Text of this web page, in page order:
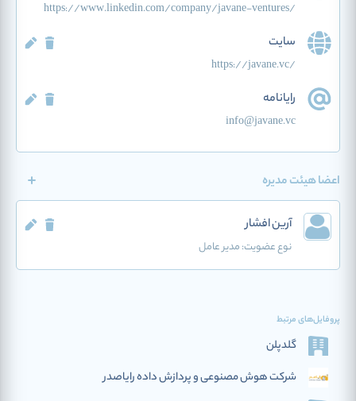
https://www.linkedin.com/company/javane-ventures/
سایت
https://javane.vc/
رایانامه
info@javane.vc
اعضا هیئت مدیره
آرین افشار
نوع عضویت:مدیر عامل
پروفایل‌های مرتبط
گلدپلن
شرکت هوش مصنوعی و پردازش داده رایاصدر